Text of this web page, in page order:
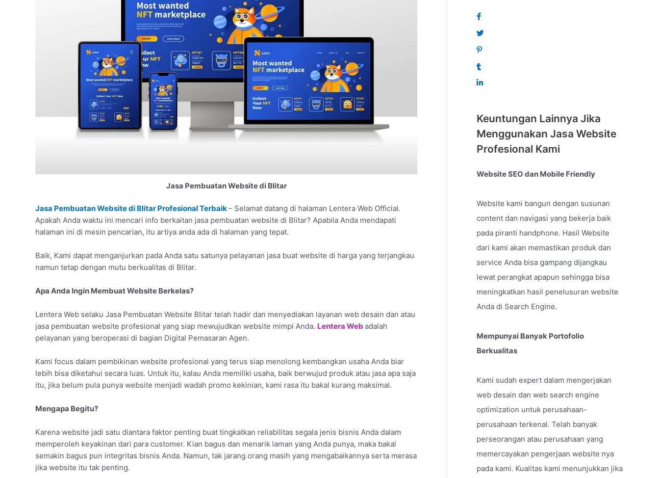
Jasa Pembuatan Website di Blitar
Jasa Pembuatan Website di Blitar Profesional Terbaik– Selamat datang di halaman Lentera Web Official.
Apakah Anda waktu ini mencari info berkaitan jasa pembuatan website di Blitar? Apabila Anda mendapati
halaman ini di mesin pencarian, itu artiya anda ada di halaman yang tepat.
Baik, Kami dapat menganjurkan pada Anda satu satunya pelayanan jasa buat website di harga yang terjangkau
namun tetap dengan mutu berkualitas di Blitar.
Apa Anda Ingin Membuat Website Berkelas?
Lentera Web selaku Jasa Pembuatan Website Blitar telah hadir dan menyediakan layanan web desain dan atau
jasa pembuatan website profesional yang siap mewujudkan website mimpi Anda. Lentera Web adalah
pelayanan yang beroperasi di bagian Digital Pemasaran Agen.
Kami focus dalam pembikinan website profesional yang terus siap menolong kembangkan usaha Anda biar
lebih bisa diketahui secara luas. Untuk itu, kalau Anda memiliki usaha, baik berwujud produk atau jasa apa saja
itu, jika belum pula punya website menjadi wadah promo kekinian, kami rasa itu bakal kurang maksimal.
Mengapa Begitu?
Karena website jadi satu diantara faktor penting buat tingkatkan reliabilitas segala jenis bisnis Anda dalam
memperoleh keyakinan dari para customer. Kian bagus dan menarik laman yang Anda punya, maka bakal
semakin bagus pun integritas bisnis Anda. Namun, tak jarang orang masih yang mengabaikannya serta merasa
jika website itu tak penting.
Keuntungan Lainnya Jika
Menggunakan Jasa Website
Profesional Kami
Website SEO dan Mobile Friendly
Website kami bangun dengan susunan
content dan navigasi yang bekerja baik
pada piranti handphone. Hasil Website
dari kami akan memastikan produk dan
service Anda bisa gampang dijangkau
lewat perangkat apapun sehingga bisa
meningkatkan hasil penelusuran website
Anda di Search Engine.
Mempunyai Banyak Portofolio
Berkualitas
Kami sudah expert dalam mengerjakan
web desain dan web search engine
optimization untuk perusahaan-
perusahaan terkenal. Telah banyak
perseorangan atau perusahaan yang
memercayakan pengerjaan website nya
pada kami. Kualitas kami menunjukkan jika